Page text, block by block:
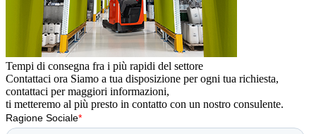
Tempi di consegna fra i più rapidi del settore
Contattaci ora Siamo a tua disposizione per ogni tua richiesta,
contattaci per maggiori informazioni,
ti metteremo al più presto in contatto con un nostro consulente.